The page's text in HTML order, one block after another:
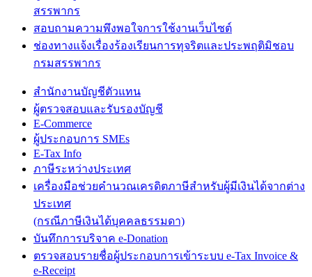
สรรพากร
สอบถามความพึงพอใจการใช้งานเว็บไซต์
ช่องทางแจ้งเรื่องร้องเรียนการทุจริตและประพฤติมิชอบ
กรมสรรพากร
สำนักงานบัญชีตัวแทน
ผู้ตรวจสอบและรับรองบัญชี
E-Commerce
ผู้ประกอบการ SMEs
E-Tax Info
ภาษีระหว่างประเทศ
เครื่องมือช่วยคำนวณเครดิตภาษีสำหรับผู้มีเงินได้จากต่าง
ประเทศ
(กรณีภาษีเงินได้บุคคลธรรมดา)
บันทึกการบริจาค e-Donation
ตรวจสอบรายชื่อผู้ประกอบการเข้าระบบ e-Tax Invoice &
e-Receipt